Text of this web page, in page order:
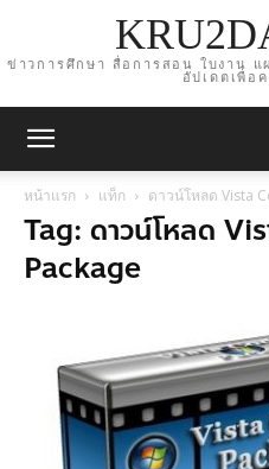
ข่าวการศึกษา สื่อการสอน ใบงาน
อัปเดตเพื่อ
หน้าแรก แท็ก ดาวน์โหลด Vista
Tag: ดาวน์โหลด
Package